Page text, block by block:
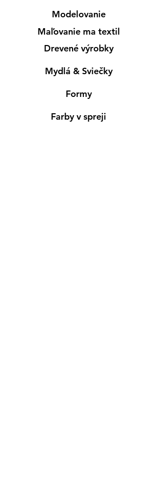
Modelovanie
Maľovanie ma textil
Drevené výrobky
Mydlá & Sviečky
Formy
Farby v spreji